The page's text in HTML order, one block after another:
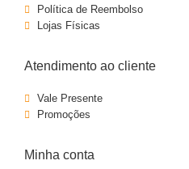
Política de Reembolso
Lojas Físicas
Atendimento ao cliente
Vale Presente
Promoções
Minha conta